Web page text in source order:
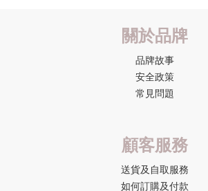
關於品牌
品牌故事
安全政策
常見問題
顧客服務
送貨及自取服務
如何訂購及付款